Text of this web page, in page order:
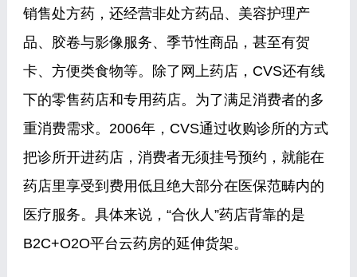
销售处方药，还经营非处方药品、美容护理产
品、胶卷与影像服务、季节性商品，甚至有贺
卡、方便类食物等。除了网上药店，CVS还有线
下的零售药店和专用药店。为了满足消费者的多
重消费需求。2006年，CVS通过收购诊所的方式
把诊所开进药店，消费者无须挂号预约，就能在
药店里享受到费用低且绝大部分在医保范畴内的
医疗服务。具体来说，“合伙人”药店背靠的是
B2C+O2O平台云药房的延伸货架。